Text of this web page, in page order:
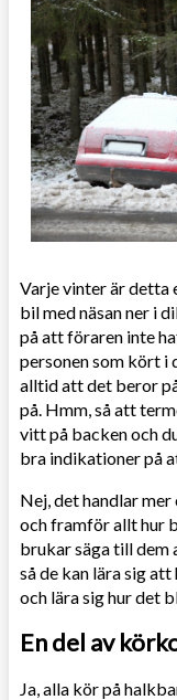
Varje vinter är detta
bil med näsan ner i
på att föraren inte
personen som kört i
alltid att det beror
på. Hmm, så att
vitt på backen och
bra indikationer på
Nej, det handlar
och framför allt hur
brukar säga till dem
så de kan lära sig
och lära sig hur det
En del av
Ja, alla kör på